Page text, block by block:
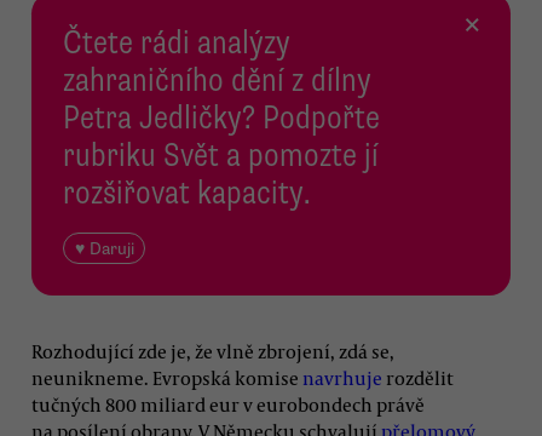
Čtete rádi analýzy
zahraničního dění z dílny
Petra Jedličky? Podpořte
rubriku Svět a pomozte jí
rozšiřovat kapacity.
♥ Daruji
×
Rozhodující zde je, že vlně zbrojení, zdá se,
neunikneme. Evropská komise navrhuje rozdělit
tučných 800 miliard eur v eurobondech právě
na posílení obrany. V Německu schvalují přelomový